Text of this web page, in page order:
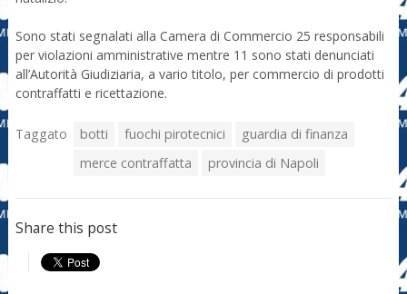
Sono stati segnalati alla Camera di Commercio 25 responsabili
per violazioni amministrative mentre 11 sono stati denunciati
all’Autorità Giudiziaria, a vario titolo, per commercio di prodotti
contraffatti e ricettazione.
Taggato botti fuochi pirotecnici
guardia di finanza
merce contraffatta
provincia di Napoli
Share this post